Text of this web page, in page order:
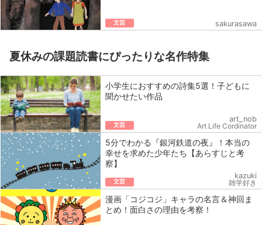
文芸 sakurasawa
夏休みの課題読書にぴったりな名作特集
小学生におすすめの詩集5選！子どもに
聞かせたい作品
文芸
art_nob
Art Life Cordinator
5分でわかる『銀河鉄道の夜』！本当の
幸せを求めた少年たち【あらすじと考
察】
文芸
kazuki
雑学好き
漫画「コジコジ」キャラの名言＆神回ま
とめ！面白さの理由を考察！